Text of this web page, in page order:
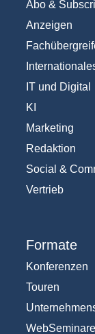
Abo &
Anzeigen
IT und Digital
KI
Marketing
Redaktion
Social &
Vertrieb
Formate
Konferenzen
Touren
WebSeminare